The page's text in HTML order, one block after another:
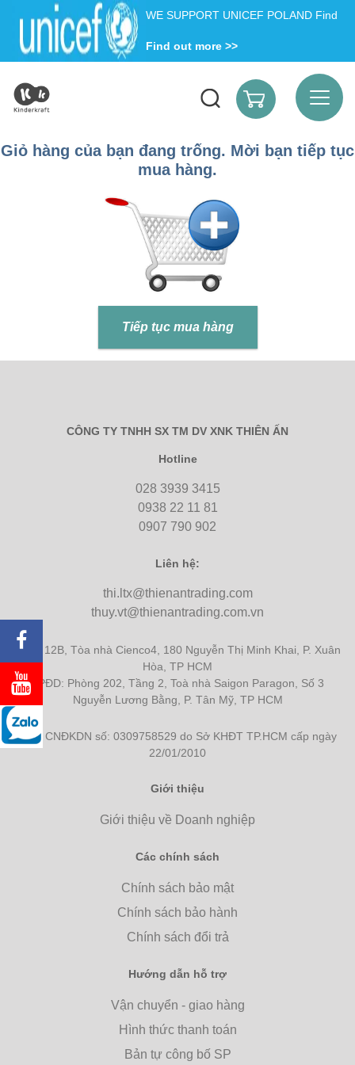
WE SUPPORT UNICEF POLAND Find
Find out more >>
Giỏ hàng của bạn đang trống. Mời bạn tiếp tục
mua hàng.
Tiếp tục mua hàng
CÔNG TY TNHH SX TM DV XNK THIÊN ẤN
Hotline
028 3939 3415
0938 22 11 81
0907 790 902
Liên hệ:
thi.ltx@thienantrading.com
thuy.vt@thienantrading.com.vn
Tầng 12B, Tòa nhà Cienco4, 180 Nguyễn Thị Minh Khai, P. Xuân
Hòa, TP HCM
VPĐD: Phòng 202, Tầng 2, Toà nhà Saigon Paragon, Số 3
Nguyễn Lương Bằng, P. Tân Mỹ, TP HCM
Giấy CNĐKDN số: 0309758529 do Sở KHĐT TP.HCM cấp ngày
22/01/2010
Giới thiệu
Giới thiệu về Doanh nghiệp
Các chính sách
Chính sách bảo mật
Chính sách bảo hành
Chính sách đổi trả
Hướng dẫn hỗ trợ
Vận chuyển - giao hàng
Hình thức thanh toán
Bản tự công bố SP